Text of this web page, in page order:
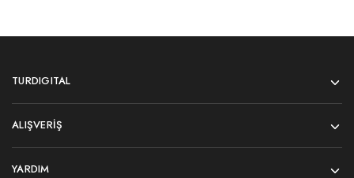
TURDIGITAL
ALIŞVERIŞ
YARDIM